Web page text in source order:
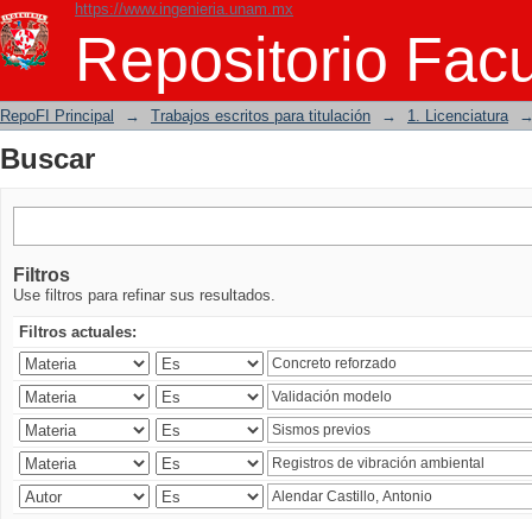
https://www.ingenieria.unam.mx
Repositorio
Buscar
RepoFI Principal → Trabajos escritos para titulación → 1. Licenciatura
Buscar
Filtros
Use filtros para refinar sus resultados.
Filtros actuales: